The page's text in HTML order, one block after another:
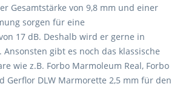
Gesamtstärke von 9,8 mm und einer
sorgen für eine
17 dB. Deshalb wird er gerne in
gibt es noch das klassische
wie z.B. Forbo Marmoleum Real, Forbo
Gerflor DLW Marmorette 2,5 mm für den